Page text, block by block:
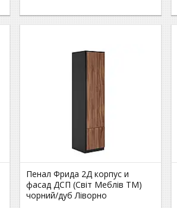
Пенал Фрида 2Д корпус и
фасад ДСП (Світ Меблів TM)
чорний/дуб Ліворно